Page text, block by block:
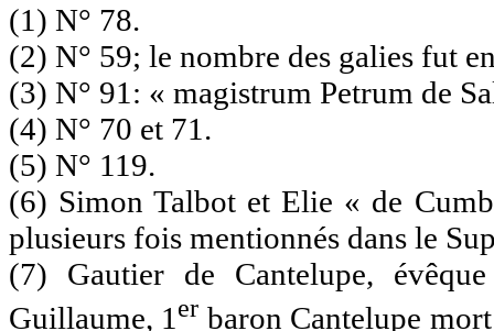
(1) N° 78.
(2) N° 59; le nombre des galies fut
(3) N° 91: « magistrum Petrum de
(4) N° 70 et 71.
(5) N° 119.
(6) Simon Talbot et Elie « de
plusieurs fois mentionnés dans le
(7) Gautier de Cantelupe,
Guillaume, 1 er baron Cantelupe